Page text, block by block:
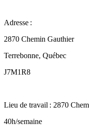
Adresse :
2870 Chemin Gauthier
Terrebonne, Québec
J7M1R8
Lieu de travail : 2870
40h/semaine